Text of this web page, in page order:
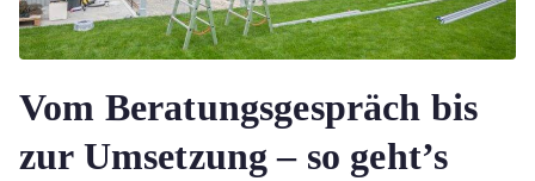
Vom Beratungsgespräch bis
zur Umsetzung – so geht’s